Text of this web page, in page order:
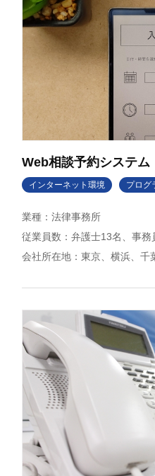
Web相談予約システム
インターネット環境 プログ
法律事務所
弁護士13名、事務
東京、横浜、千